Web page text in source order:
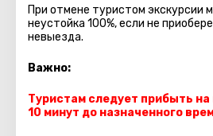
При отмене туристом экскурсии
неустойка 100%, если не
невыезда.
Важно:
Туристам следует прибыть на
10 минут до назначенного